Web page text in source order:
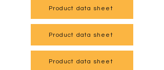
Product data sheet
Product data sheet
Product data sheet